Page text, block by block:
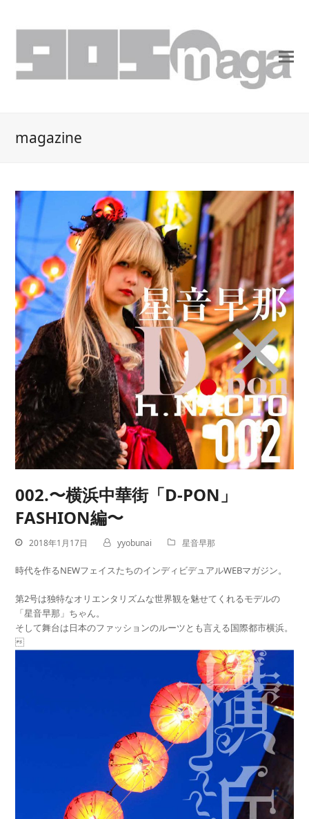
magazine
002.〜横浜中華街「D-PON」
FASHION編〜
2018年1月17日 yyobunai 星音早那
時代を作るNEWフェイスたちのインディビデュアルWEBマガジン。
第2号は独特なオリエンタリズムな世界観を魅せてくれるモデルの
「星音早那」ちゃん。
そして舞台は日本のファッションのルーツとも言える国際都市横浜。